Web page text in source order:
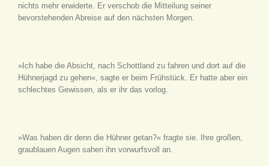
nichts mehr erwiderte. Er verschob die Mitteilung seiner
bevorstehenden Abreise auf den nächsten Morgen.
»Ich habe die Absicht, nach Schottland zu fahren und dort auf die
Hühnerjagd zu gehen«, sagte er beim Frühstück. Er hatte aber ein
schlechtes Gewissen, als er ihr das vorlog.
»Was haben dir denn die Hühner getan?« fragte sie. Ihre großen,
graublauen Augen sahen ihn vorwurfsvoll an.